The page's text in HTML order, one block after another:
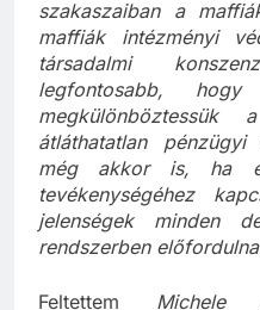
mérvadók az olasz
szakaszaiban a
maffiák intézményi
társadalmi
legfontosabb,
átláthatatlan
még akkor is, ha
tevékenységéhez
jelenségek minden